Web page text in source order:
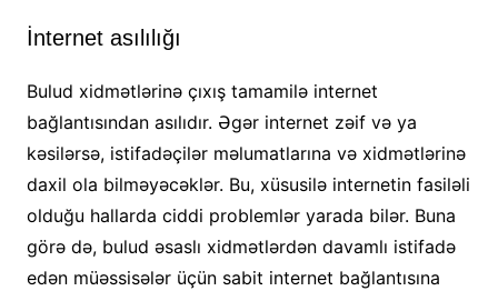
İnternet asılılığı
Bulud xidmətlərinə çıxış tamamilə internet
bağlantısından asılıdır. Əgər internet zəif və ya
kəsilərsə, istifadəçilər məlumatlarına və xidmətlərinə
daxil ola bilməyəcəklər. Bu, xüsusilə internetin fasiləli
olduğu hallarda ciddi problemlər yarada bilər. Buna
görə də, bulud əsaslı xidmətlərdən davamlı istifadə
edən müəssisələr üçün sabit internet bağlantısına